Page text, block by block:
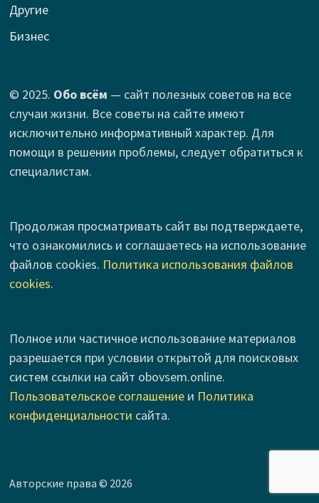
Другие
Бизнес
© 2025. Обо всём — сайт полезных советов на все
случаи жизни. Все советы на сайте имеют
исключительно информативный характер. Для
помощи в решении проблемы, следует обратиться к
специалистам.
Продолжая просматривать сайт вы подтверждаете,
что ознакомились и соглашаетесь на использование
файлов cookies. Политика использования файлов
cookies.
Полное или частичное использование материалов
разрешается при условии открытой для поисковых
систем ссылки на сайт obovsem.online.
Пользовательское соглашениеи Политика
конфиденциальности сайта.
Авторские права © 2026